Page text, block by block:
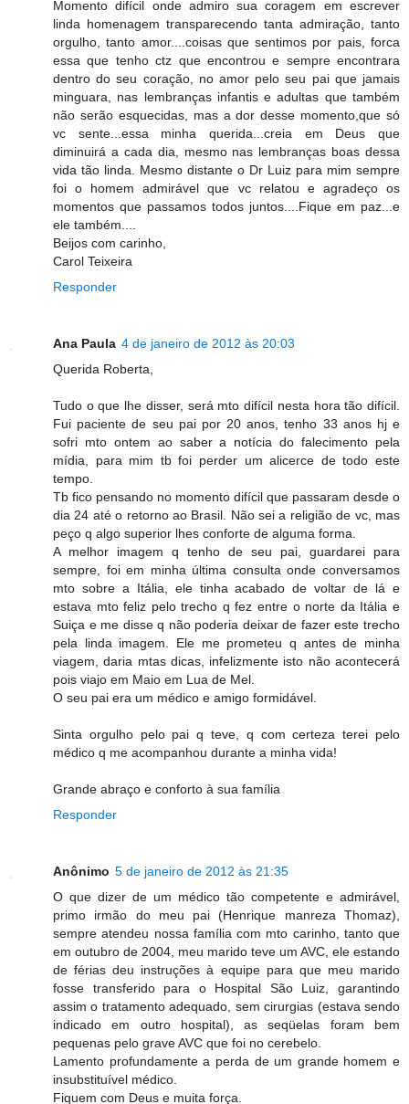
Momento difícil onde admiro sua coragem em escrever
linda homenagem transparecendo tanta admiração, tanto
orgulho, tanto amor....coisas que sentimos por pais, forca
essa que tenho ctz que encontrou e sempre encontrara
dentro do seu coração, no amor pelo seu pai que jamais
minguara, nas lembranças infantis e adultas que também
não serão esquecidas, mas a dor desse momento,que só
vc sente...essa minha querida...creia em Deus que
diminuirá a cada dia, mesmo nas lembranças boas dessa
vida tão linda. Mesmo distante o Dr Luiz para mim sempre
foi o homem admirável que vc relatou e agradeço os
momentos que passamos todos juntos....Fique em paz...e
ele também....
Beijos com carinho,
Carol Teixeira
Responder
Ana Paula 4 de janeiro de 2012 às 20:03
Querida Roberta,
Tudo o que lhe disser, será mto difícil nesta hora tão difícil.
Fui paciente de seu pai por 20 anos, tenho 33 anos hj e
sofri mto ontem ao saber a notícia do falecimento pela
mídia, para mim tb foi perder um alicerce de todo este
tempo.
Tb fico pensando no momento difícil que passaram desde o
dia 24 até o retorno ao Brasil. Não sei a religião de vc, mas
peço q algo superior lhes conforte de alguma forma.
A melhor imagem q tenho de seu pai, guardarei para
sempre, foi em minha última consulta onde conversamos
mto sobre a Itália, ele tinha acabado de voltar de lá e
estava mto feliz pelo trecho q fez entre o norte da Itália e
Suiça e me disse q não poderia deixar de fazer este trecho
pela linda imagem. Ele me prometeu q antes de minha
viagem, daria mtas dicas, infelizmente isto não acontecerá
pois viajo em Maio em Lua de Mel.
O seu pai era um médico e amigo formidável.
Sinta orgulho pelo pai q teve, q com certeza terei pelo
médico q me acompanhou durante a minha vida!
Grande abraço e conforto à sua família
Responder
Anônimo 5 de janeiro de 2012 às 21:35
O que dizer de um médico tão competente e admirável,
primo irmão do meu pai (Henrique manreza Thomaz),
sempre atendeu nossa família com mto carinho, tanto que
em outubro de 2004, meu marido teve um AVC, ele estando
de férias deu instruções à equipe para que meu marido
fosse transferido para o Hospital São Luiz, garantindo
assim o tratamento adequado, sem cirurgias (estava sendo
indicado em outro hospital), as seqüelas foram bem
pequenas pelo grave AVC que foi no cerebelo.
Lamento profundamente a perda de um grande homem e
insubstituível médico.
Fiquem com Deus e muita força.